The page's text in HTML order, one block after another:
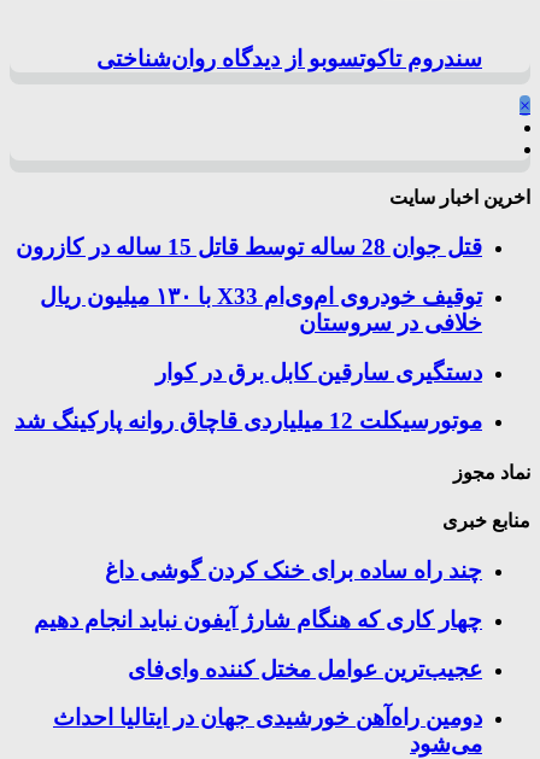
سندروم تاکوتسوبو از دیدگاه روان‌شناختی
×
اخرین اخبار سایت
قتل جوان 28 ساله توسط قاتل 15 ساله در کازرون
توقیف خودروی ام‌وی‌ام X33 با ۱۳۰ میلیون ریال
خلافی در سروستان
دستگیری سارقین کابل برق در کوار
موتورسيكلت 12 ميلياردی قاچاق روانه پاركينگ شد
نماد مجوز
منابع خبری
چند راه‌ ساده برای خنک کردن گوشی داغ
چهار کاری که هنگام شارژ آیفون نباید انجام دهیم
عجیب‌ترین عوامل مختل کننده وای‌فای
دومین راه‌آهن خورشیدی جهان در ایتالیا احداث
می‌شود